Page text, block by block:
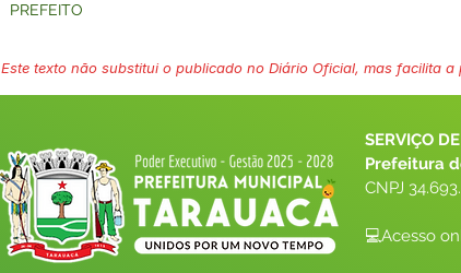
PREFEITO
Este texto não substitui o publicado no Diário Oficial, mas facilita
SERVIÇO
Prefeitura
CNPJ
💻Acesso